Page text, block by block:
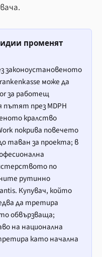
променят
законоустановеното
може да
за работещ
пътят презMDPH
кралство
покрива повечето
таван за проекта; в
по
рутинно
Купувач, който
да третира
обвързваща;
на национална
като начална